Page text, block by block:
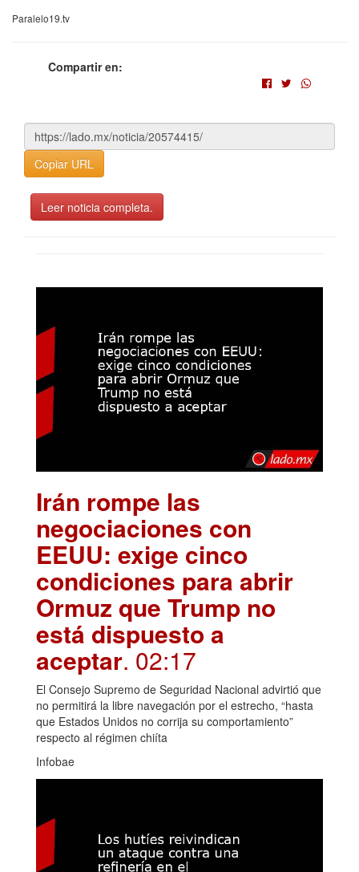
Paralelo19.tv
Compartir en:
Copiar URL
Leer noticia completa.
Irán rompe las
negociaciones con
EEUU: exige cinco
condiciones para abrir
Ormuz que Trump no
está dispuesto a
aceptar. 02:17
El Consejo Supremo de Seguridad Nacional advirtió que
no permitirá la libre navegación por el estrecho, “hasta
que Estados Unidos no corrija su comportamiento”
respecto al régimen chiíta
Infobae